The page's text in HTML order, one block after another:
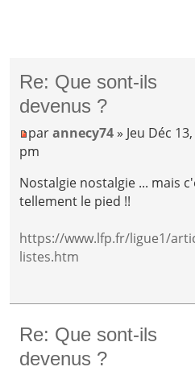
Re: Que sont-ils
devenus ?
parannecy74 » Jeu Déc
pm
Nostalgie nostalgie ... mais
tellement le pied !!
https://www.lfp.fr/ligue1/
listes.htm
Re: Que sont-ils
devenus ?